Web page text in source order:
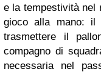
e la tempestività nel
gioco alla mano: il
trasmettere il
compagno di
necessaria nel